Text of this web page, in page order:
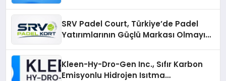
SRV Padel Court, Türkiye’de Padel
Yatırımlarının Güçlü Markası Olmayı
Kleen-Hy-Dro-Gen Inc., Sıfır Karbon
Emisyonlu Hidrojen Isıtma